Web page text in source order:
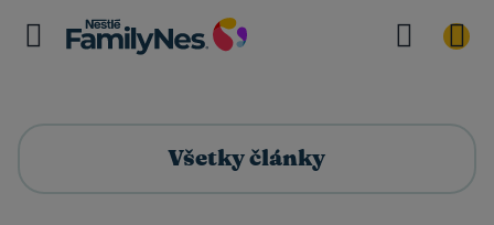
Všetky články